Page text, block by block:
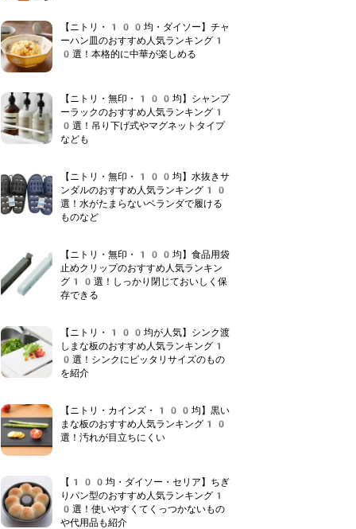
【ニトリ・100均・ダイソー】チャ
ーハン皿のおすすめ人気ランキング1
0選！本格的に中華が楽しめる
【ニトリ・無印・100均】シャンプ
ーラックのおすすめ人気ランキング1
0選！吊り下げ式やマグネットタイプ
なども
【ニトリ・無印・100均】水抜きサ
ンダルのおすすめ人気ランキング10
選！水がたまらないベランダで履ける
ものなど
【ニトリ・無印・100均】食品用袋
止めクリップのおすすめ人気ランキン
グ10選！しっかり閉じておいしく保
存できる
【ニトリ・100均が人気】シンク渡
しまな板のおすすめ人気ランキング1
0選！シンクにピッタリサイズのもの
を紹介
【ニトリ・カインズ・100均】黒い
まな板のおすすめ人気ランキング10
選！汚れが目立ちにくい
【100均・ダイソー・セリア】ちぎ
りパン型のおすすめ人気ランキング1
0選！使いやすくてくっつかないもの
や代用品も紹介